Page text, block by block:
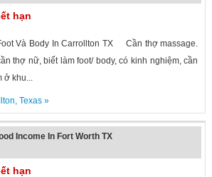
hạn
Và Body In Carrollton TX Cần thợ massage.
thợ nữ, biết làm foot/ body, có kinh nghiệm, cần
ở khu...
, Texas»
Income In Fort Worth TX
hạn